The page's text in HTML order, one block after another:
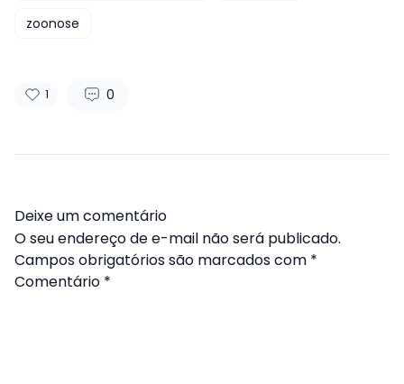
zoonose
1 0
Deixe um comentário
O seu endereço de e-mail não será publicado.
Campos obrigatórios são marcados com *
Comentário *